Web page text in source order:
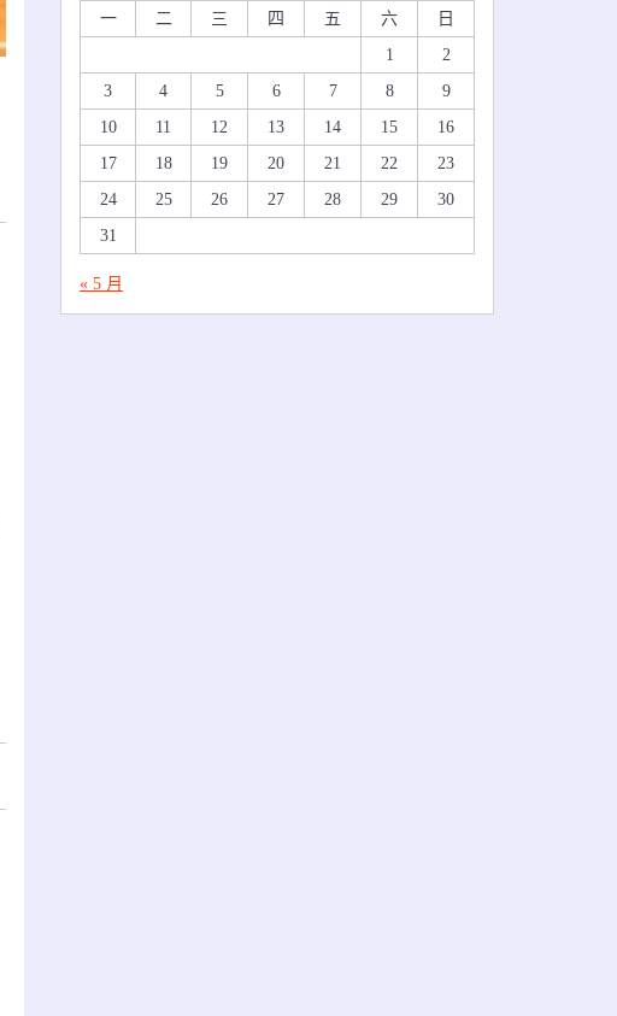
一 二 三 四 五 六
日
1
2
3
4 5 6 7 8
9
10
11 12 13 14 15
16
17
18 19 20 21 22
23
24
25 26 27 28 29
30
31
« 5 月